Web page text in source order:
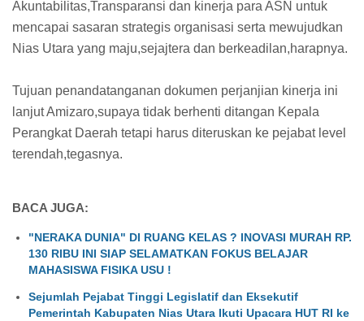
Akuntabilitas,Transparansi dan kinerja para ASN untuk
mencapai sasaran strategis organisasi serta mewujudkan
Nias Utara yang maju,sejajtera dan berkeadilan,harapnya.
Tujuan penandatanganan dokumen perjanjian kinerja ini
lanjut Amizaro,supaya tidak berhenti ditangan Kepala
Perangkat Daerah tetapi harus diteruskan ke pejabat level
terendah,tegasnya.
BACA JUGA:
"NERAKA DUNIA" DI RUANG KELAS ? INOVASI MURAH RP.
130 RIBU INI SIAP SELAMATKAN FOKUS BELAJAR
MAHASISWA FISIKA USU !
Sejumlah Pejabat Tinggi Legislatif dan Eksekutif
Pemerintah Kabupaten Nias Utara Ikuti Upacara HUT RI ke